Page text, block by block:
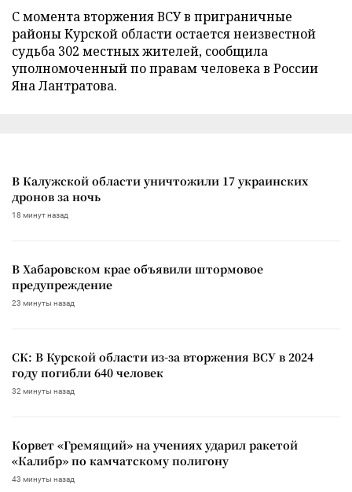
С момента вторжения ВСУ в приграничные
районы Курской области остается неизвестной
судьба 302 местных жителей, сообщила
уполномоченный по правам человека в России
Яна Лантратова.
В Калужской области уничтожили 17 украинских
дронов за ночь
18 минут назад
В Хабаровском крае объявили штормовое
предупреждение
23 минуты назад
СК: В Курской области из-за вторжения ВСУ в 2024
году погибли 640 человек
32 минуты назад
Корвет «Гремящий» на учениях ударил ракетой
«Калибр» по камчатскому полигону
43 минуты назад